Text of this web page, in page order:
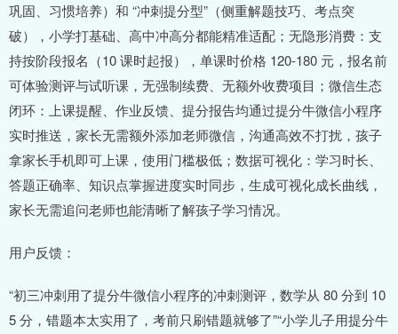
巩固、习惯培养）和 “冲刺提分型”（侧重解题技巧、考点突
破），小学打基础、高中冲高分都能精准适配；无隐形消费：支
持按阶段报名（10 课时起报），单课时价格 120-180 元，报名前
可体验测评与试听课，无强制续费、无额外收费项目；微信生态
闭环：上课提醒、作业反馈、提分报告均通过提分牛微信小程序
实时推送，家长无需额外添加老师微信，沟通高效不打扰，孩子
拿家长手机即可上课，使用门槛极低；数据可视化：学习时长、
答题正确率、知识点掌握进度实时同步，生成可视化成长曲线，
家长无需追问老师也能清晰了解孩子学习情况。
用户反馈：
“初三冲刺用了提分牛微信小程序的冲刺测评，数学从 80 分到 10
5 分，错题本太实用了，考前只刷错题就够了”“小学儿子用提分牛